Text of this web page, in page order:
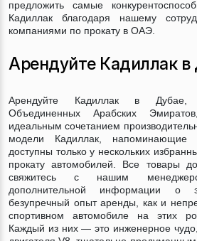
предложить самые
Кадиллак благодаря нашему
компаниями по прокату в ОАЭ.
Арендуйте Кадиллак в
Арендуйте Кадиллак в Дубае,
Объединенных Арабских
идеальным сочетанием
модели Кадиллак, напоминающие
доступны только у нескольких
прокату автомобилей. Все товары
свяжитесь с нашим
дополнительной информации о
безупречный опыт аренды, как и
спортивном автомобиле на этих
Каждый из них — это инженерное